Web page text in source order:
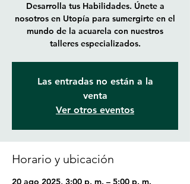
Desarrolla tus Habilidades. Únete a
nosotros en Utopía para sumergirte en el
mundo de la acuarela con nuestros
talleres especializados.
Las entradas no están a la
venta
Ver otros eventos
Horario y ubicación
20 ago 2025, 3:00 p. m. – 5:00 p. m.